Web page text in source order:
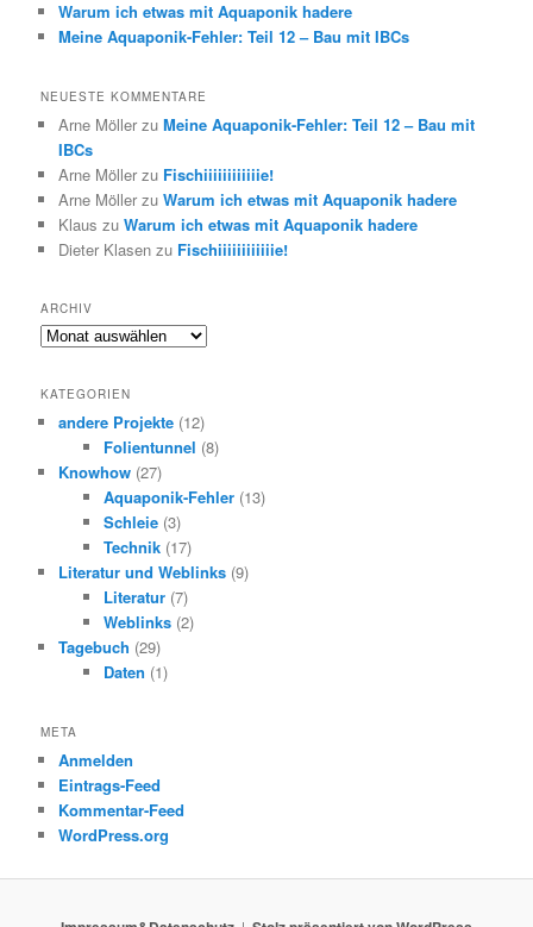
Warum ich etwas mit Aquaponik hadere
Meine Aquaponik-Fehler: Teil 12 – Bau mit IBCs
NEUESTE KOMMENTARE
Arne Möller zuMeine Aquaponik-Fehler: Teil 12 – Bau mit
IBCs
Arne Möller zu Fischiiiiiiiiiiiie!
Arne Möller zuWarum ich etwas mit Aquaponik hadere
Klaus zuWarum ich etwas mit Aquaponik hadere
Dieter Klasen zu Fischiiiiiiiiiiiie!
ARCHIV
Archiv
KATEGORIEN
andere Projekte (12)
Folientunnel (8)
Knowhow (27)
Aquaponik-Fehler(13)
Schleie(3)
Technik(17)
Literatur und Weblinks (9)
Literatur(7)
Weblinks(2)
Tagebuch (29)
Daten (1)
META
Anmelden
Eintrags-Feed
Kommentar-Feed
WordPress.org